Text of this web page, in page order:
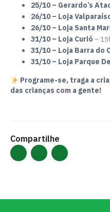
25/10 – Gerardo’s
26/10 – Loja
26/10 – Loja Santa
31/10 – Loja Curió –
31/10 – Loja Barra do
31/10 – Loja Parque
Programe-se, traga a
das crianças com a gente!
Compartilhe